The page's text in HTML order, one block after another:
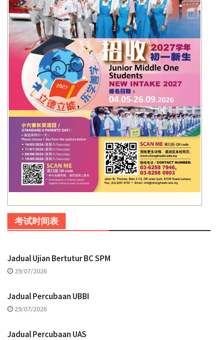
考试时间表
Jadual Ujian Bertutur BC SPM
29/07/2026
Jadual Percubaan UBBI
29/07/2026
Jadual Percubaan UAS